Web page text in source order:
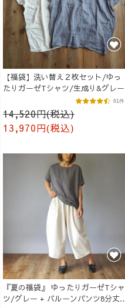
【福袋】洗い替え２枚セット/ゆっ
たりガーゼTシャツ/生成り&グレー
14,520円(税込)
13,970円(税込)
61件
『夏の福袋』 ゆったりガーゼTシャ
ツ/グレー + バルーンパンツ8分丈/